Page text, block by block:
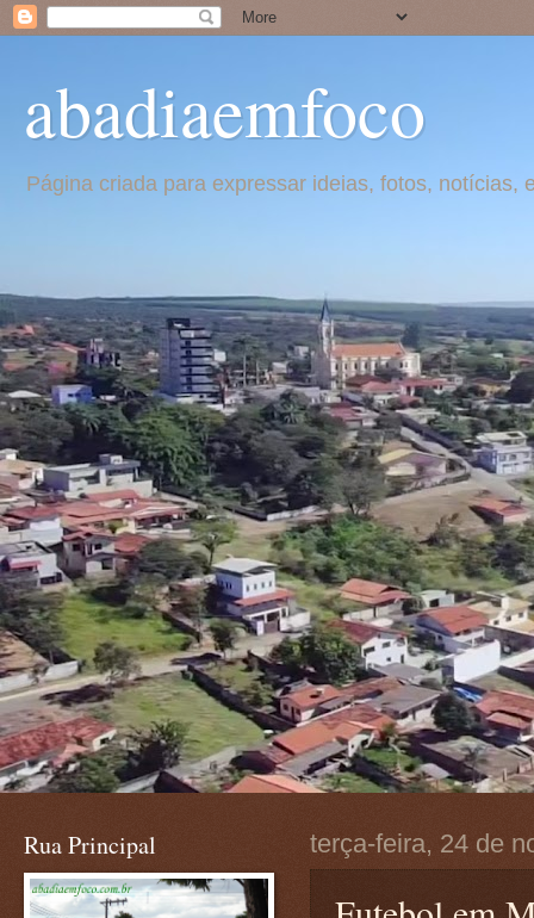
abadiaemfoco
Página criada para expressar ideias, fotos,
terça-feira, 24 de
Rua Principal